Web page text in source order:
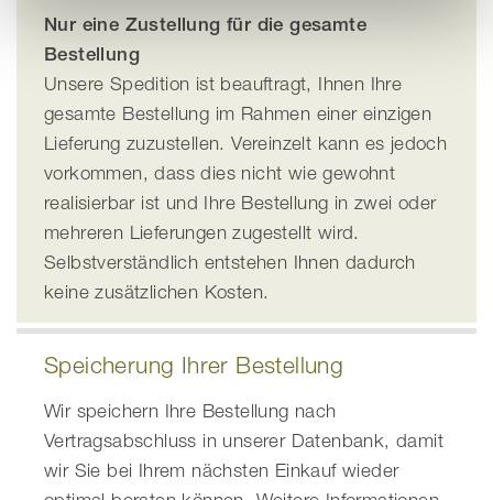
Nur eine Zustellung für die gesamte
Bestellung
Unsere Spedition ist beauftragt, Ihnen Ihre
gesamte Bestellung im Rahmen einer einzigen
Lieferung zuzustellen. Vereinzelt kann es jedoch
vorkommen, dass dies nicht wie gewohnt
realisierbar ist und Ihre Bestellung in zwei oder
mehreren Lieferungen zugestellt wird.
Selbstverständlich entstehen Ihnen dadurch
keine zusätzlichen Kosten.
Speicherung Ihrer Bestellung
Wir speichern Ihre Bestellung nach
Vertragsabschluss in unserer Datenbank, damit
wir Sie bei Ihrem nächsten Einkauf wieder